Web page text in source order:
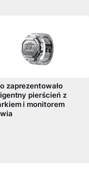
zaprezentowało
pierścień z
i monitorem